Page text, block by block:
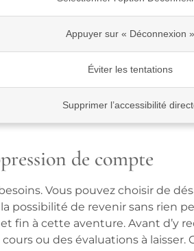
Appuyer sur « Déconnexion »
Éviter les tentations
Supprimer l’accessibilité
de compte
Vous pouvez choisir de
de revenir sans rien
fin à cette aventure. Avant d’y
ou des évaluations à laisser.